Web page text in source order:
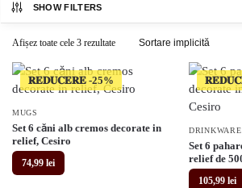
SHOW FILTERS
Afișez toate cele 3 rezultate
𝐑𝐄𝐃𝐔𝐂𝐄𝐑𝐄
MUGS
Set 6 căni alb cremos decorate in
relief, Cesiro
74,99 lei
DRINKWARE
Set 6
relief de
105,99 lei